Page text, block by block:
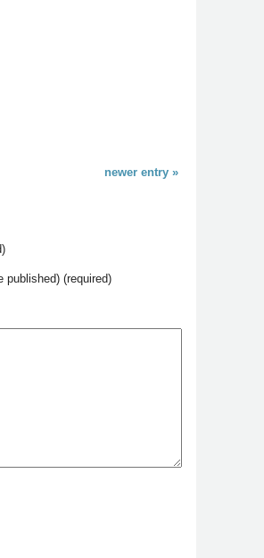
newer entry »
published) (required)